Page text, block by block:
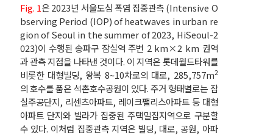
Fig. 1은 2023년 서울도심 폭염 집중관측 (Intensive O
bserving Period (IOP) of heatwaves in urban re
gion of Seoul in the summer of 2023, HiSeoul-2
023)이 수행된 송파구 잠실역 주변 2 km×2 km 권역
과 관측 지점을 나타낸 것이다. 이 지역은 롯데월드타워를
비롯한 대형빌딩, 왕복 8~10차로의 대로, 285,757m2
의 호수를 품은 석촌호수공원이 있다. 주거 형태별로는 잠
실주공단지, 리센츠아파트, 레이크팰리스아파트 등 대형
아파트 단지와 빌라가 집중된 주택밀집지역으로 구분할
수 있다. 이처럼 집중관측 지역은 빌딩, 대로, 공원, 아파